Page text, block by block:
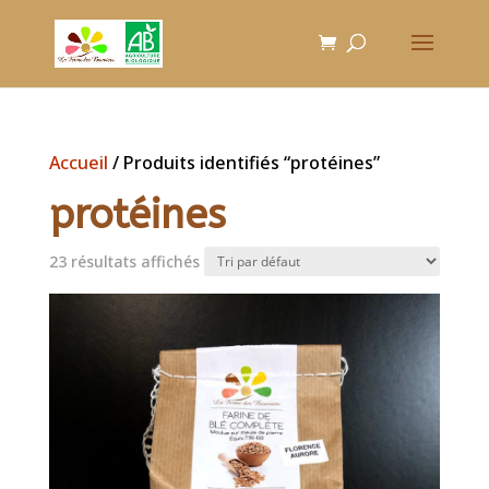
Accueil / Produits identifiés “protéines”
protéines
23 résultats affichés